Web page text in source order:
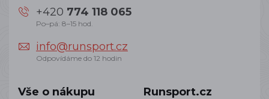
+420 774 118 065
Po–pá: 8–15 hod.
info@runsport.cz
Odpovídáme do 12 hodin
Vše o nákupu Runsport.cz